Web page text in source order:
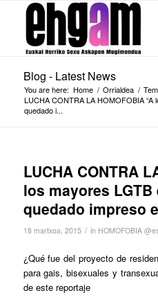
Blog - Latest News
You are here: Home / Orrialdea /
LUCHA CONTRA LA HOMOFOBIA
quedado i...
LUCHA CONTRA
los mayores
quedado impreso
18 martxoa, 2015 / in HOMOFOBIA
¿Qué fue del proyecto de
para gais, bisexuales y
de este reportaje